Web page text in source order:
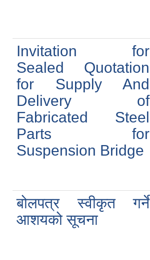
Invitation for
Sealed Quotation
for Supply And
Delivery of
Fabricated Steel
Parts for
Suspension Bridge
बोलपत्र स्वीकृत गर्ने
आशयको सूचना